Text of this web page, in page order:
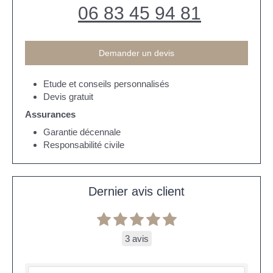
06 83 45 94 81
Demander un devis
Etude et conseils personnalisés
Devis gratuit
Assurances
Garantie décennale
Responsabilité civile
Dernier avis client
3 avis